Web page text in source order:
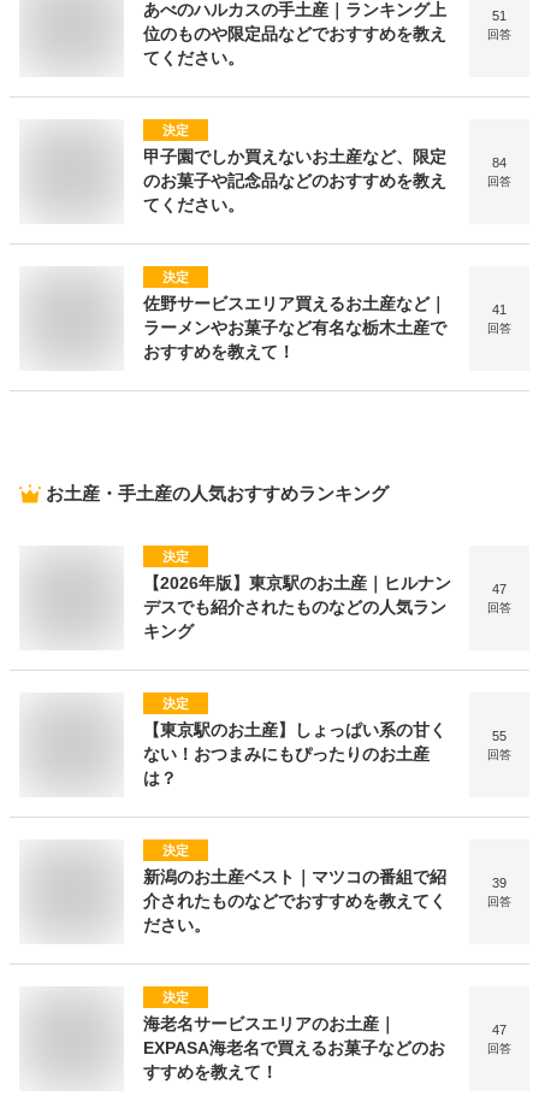
あべのハルカスの手土産｜ランキング上
位のものや限定品などでおすすめを教え
てください。
51
回答
決定
甲子園でしか買えないお土産など、限定
のお菓子や記念品などのおすすめを教え
てください。
84
回答
決定
佐野サービスエリア買えるお土産など｜
ラーメンやお菓子など有名な栃木土産で
おすすめを教えて！
41
回答
お土産・手土産の人気おすすめランキング
決定
【2026年版】東京駅のお土産｜ヒルナン
デスでも紹介されたものなどの人気ラン
キング
47
回答
決定
【東京駅のお土産】しょっぱい系の甘く
ない！おつまみにもぴったりのお土産
は？
55
回答
決定
新潟のお土産ベスト｜マツコの番組で紹
介されたものなどでおすすめを教えてく
ださい。
39
回答
決定
海老名サービスエリアのお土産｜
EXPASA海老名で買えるお菓子などのお
すすめを教えて！
47
回答